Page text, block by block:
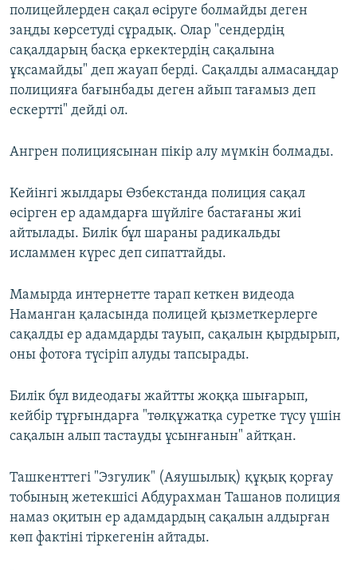
полицейлерден сақал өсіруге болмайды деген
заңды көрсетуді сұрадық. Олар "сендердің
сақалдарың басқа еркектердің сақалына
ұқсамайды" деп жауап берді. Сақалды алмасаңдар
полицияға бағынбады деген айып тағамыз деп
ескертті" дейді ол.
Ангрен полициясынан пікір алу мүмкін болмады.
Кейінгі жылдары Өзбекстанда полиция сақал
өсірген ер адамдарға шүйліге бастағаны жиі
айтылады. Билік бұл шараны радикальды
исламмен күрес деп сипаттайды.
Мамырда интернетте тарап кеткен видеода
Наманган қаласында полицей қызметкерлерге
сақалды ер адамдарды тауып, сақалын қырдырып,
оны фотоға түсіріп алуды тапсырады.
Билік бұл видеодағы жайтты жоққа шығарып,
кейбір тұрғындарға "төлқұжатқа суретке түсу үшін
сақалын алып тастауды ұсынғанын" айтқан.
Ташкенттегі "Эзгулик" (Аяушылық) құқық қорғау
тобының жетекшісі Абдурахман Ташанов полиция
намаз оқитын ер адамдардың сақалын алдырған
көп фактіні тіркегенін айтады.